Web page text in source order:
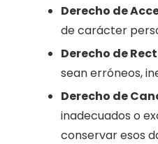
Derecho de
de carácter
Derecho de
sean erróneos,
Derecho de
inadecuados o
conservar esos